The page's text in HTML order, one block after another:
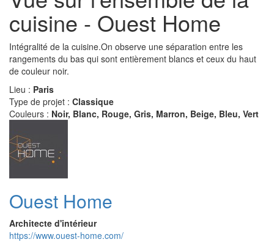
cuisine - Ouest Home
Intégralité de la cuisine.On observe une séparation entre les
rangements du bas qui sont entièrement blancs et ceux du haut
de couleur noir.
Lieu : Paris
Type de projet : Classique
Couleurs : Noir, Blanc, Rouge, Gris, Marron, Beige, Bleu, Vert
Ouest Home
Architecte d'intérieur
https://www.ouest-home.com/